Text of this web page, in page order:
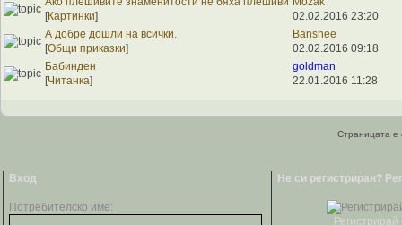
[Картинки]
02.02.2016 23:20
А добре дошли на всички.
[Общи приказки]
Banshee
02.02.2016 09:18
Бабинден
[Читанка]
goldman
22.01.2016 11:28
Страницата е
Вход
Потребителско име:
Не си регистриран?
Регистрирай